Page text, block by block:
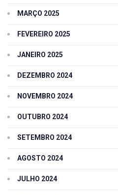
MARÇO 2025
FEVEREIRO 2025
JANEIRO 2025
DEZEMBRO 2024
NOVEMBRO 2024
OUTUBRO 2024
SETEMBRO 2024
AGOSTO 2024
JULHO 2024